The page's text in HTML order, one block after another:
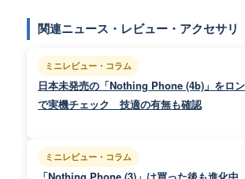
関連ニュース・レビュー・アクセサリ
ミニレビュー・コラム
日本未発売の「Nothing Phone (4b)」をロ
で実機チェック 技適の有無も確認
ミニレビュー・コラム